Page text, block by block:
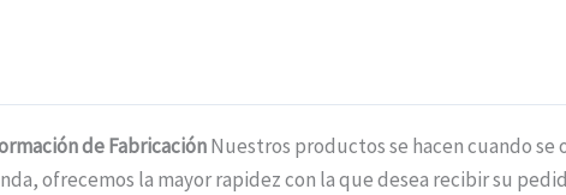
de FabricaciónNuestros productos se hacen cuando
ofrecemos la mayor rapidez con la que desea recibir su